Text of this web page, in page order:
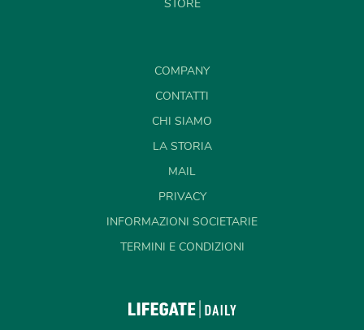
STORE
COMPANY
CONTATTI
CHI SIAMO
LA STORIA
MAIL
PRIVACY
INFORMAZIONI SOCIETARIE
TERMINI E CONDIZIONI